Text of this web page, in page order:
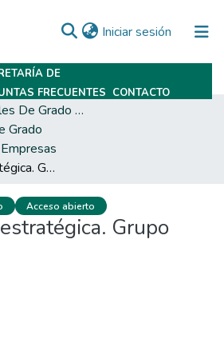
Iniciar sesión (current)
DE
FRECUENTES CONTACTO
Trabajos Finales De Grado Y Posgrado
Grado
Planificación estratégica. Grupo Ledesma
Acceso abierto
Grupo